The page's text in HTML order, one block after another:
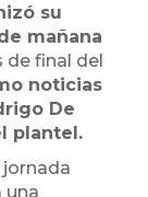
su
mañana
de final del
noticias
De
plantel.
una